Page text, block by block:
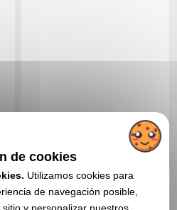
Desde1,49 €
Sin incluir el marcado
En stock: 16 500 unidades
de cookies
Utilizamos cookies para
de navegación posible,
y personalizar nuestros